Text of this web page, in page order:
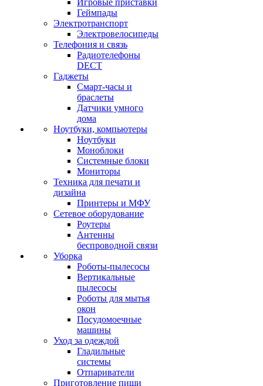
Игровые приставки
Геймпады
Электротранспорт
Электровелосипеды
Телефония и связь
Радиотелефоны
DECT
Гаджеты
Смарт-часы и
браслеты
Датчики умного
дома
Ноутбуки, компьютеры
Ноутбуки
Моноблоки
Системные блоки
Мониторы
Техника для печати и
дизайна
Принтеры и МФУ
Сетевое оборудование
Роутеры
Антенны
беспроводной связи
Уборка
Роботы-пылесосы
Вертикальные
пылесосы
Роботы для мытья
окон
Посудомоечные
машины
Уход за одеждой
Гладильные
системы
Отпариватели
Приготовление пищи